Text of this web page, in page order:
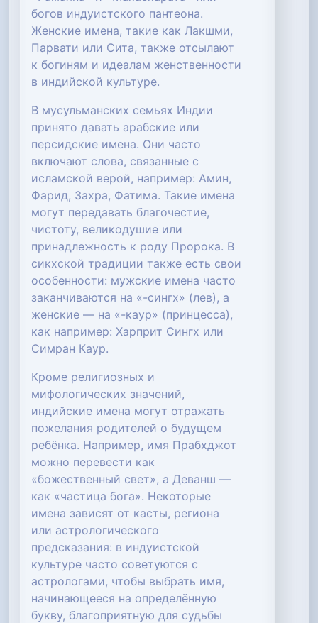
богов индуистского пантеона.
Женские имена, такие как Лакшми,
Парвати или Сита, также отсылают
к богиням и идеалам женственности
в индийской культуре.
В мусульманских семьях Индии
принято давать арабские или
персидские имена. Они часто
включают слова, связанные с
исламской верой, например: Амин,
Фарид, Захра, Фатима. Такие имена
могут передавать благочестие,
чистоту, великодушие или
принадлежность к роду Пророка. В
сикхской традиции также есть свои
особенности: мужские имена часто
заканчиваются на «-сингх» (лев), а
женские — на «-каур» (принцесса),
как например: Харприт Сингх или
Симран Каур.
Кроме религиозных и
мифологических значений,
индийские имена могут отражать
пожелания родителей о будущем
ребёнка. Например, имя Прабхджот
можно перевести как
«божественный свет», а Деванш —
как «частица бога». Некоторые
имена зависят от касты, региона
или астрологического
предсказания: в индуистской
культуре часто советуются с
астрологами, чтобы выбрать имя,
начинающееся на определённую
букву, благоприятную для судьбы